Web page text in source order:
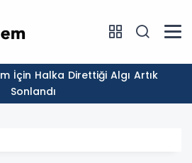
Sonlandı